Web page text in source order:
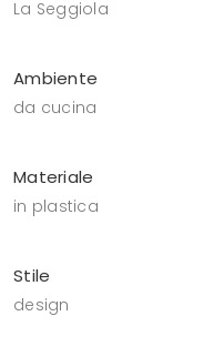
La Seggiola
Ambiente
da cucina
Materiale
in plastica
Stile
design